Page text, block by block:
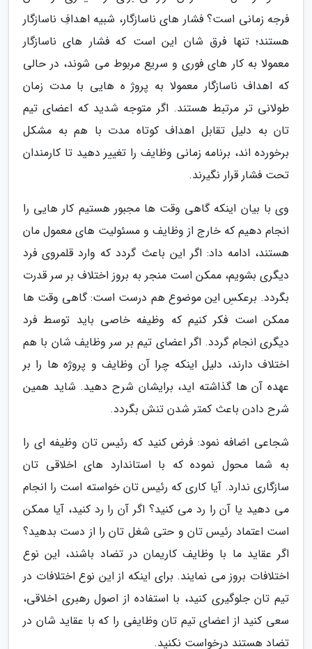
فرجه زمانی است؟ فشار های ناسازگار، شبیه اهدافِ ناسازگار
هستند؛ تنها فرق شان این است که فشار های ناسازگار
معمولا به کار های فوری و سریع مربوط می شوند، در حالی
که اهداف ناسازگار معمولا به پروژ ه هایی با مدت زمان
طولانی تر مرتبط هستند. اگر متوجه شدید که اعضای تیم
تان به دلیل تقابل اهداف کوتاه مدت با هم به مشکل
برخورده اند، برنامه زمانی وظایف را تغییر دهید تا کارمندان
تحت فشار قرار نگیرند.
وی با بیان اینکه گاهی وقت ها مجبور هستیم کار هایی را
انجام دهیم که خارج از وظایف و مسئولیت های معمول مان
هستند، ادامه داد: اگر این باعث گردد که وارد قلمروی فرد
دیگری بشویم، ممکن است منجر به بروز اختلاف بر سر قدرت
بگردد. برعکسِ این موضوع هم درست است: گاهی وقت ها
ممکن است فکر کنیم که وظیفه خاصی باید توسط فرد
دیگری انجام گردد. اگر اعضای تیم بر سر وظایف شان با هم
اختلاف دارند، دلیل اینکه چرا آن وظایف و پروژه ها را بر
عهده آن ها گذاشته اید، برایشان شرح دهید. شاید همین
شرح دادن باعث کمتر شدن تنش بگردد.
شجاعی اضافه نمود: فرض کنید که رئیس تان وظیفه ای را
به شما محول نموده که با استاندارد های اخلاقی تان
سازگاری ندارد. آیا کاری که رئیس تان خواسته است را انجام
می دهید یا آن را رد می کنید؟ اگر آن را رد کنید، آیا ممکن
است اعتماد رئیس تان و حتی شغل تان را از دست بدهید؟
اگر عقاید ما با وظایف کاریمان در تضاد باشند، این نوع
اختلافات بروز می نمایند. برای اینکه از این نوع اختلافات در
تیم تان جلوگیری کنید، با استفاده از اصول رهبری اخلاقی،
سعی کنید از اعضای تیم تان وظایفی را که با عقاید شان در
تضاد هستند درخواست نکنید.